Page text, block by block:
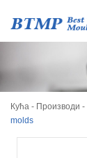
Кућа - Производи -
molds